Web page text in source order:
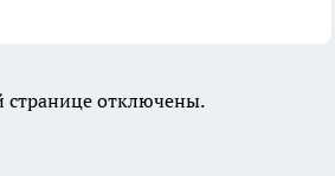
странице отключены.